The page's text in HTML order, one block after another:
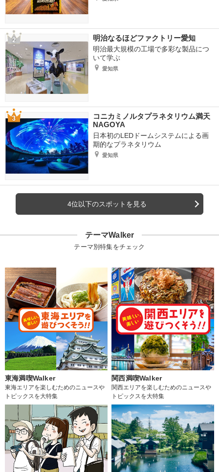
明治なるほどファクトリー愛知
明治最大規模の工場で多彩な製品につ
いて学ぶ
愛知県
コニカミノルタプラネタリウム満天
NAGOYA
日本初のLEDドームシステムによる画
期的なプラネタリウム
愛知県
4位以下のスポットを見る
テーマWalker
テーマ別特集をチェック
東海満喫Walker
東海エリアを楽しむためのニュースや
トピックスを大特集
関西満喫Walker
関西エリアを楽しむためのニュースや
トピックスを大特集